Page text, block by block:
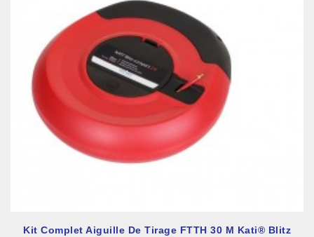
Kit Complet Aiguille De Tirage FTTH 30 M Kati® Blitz